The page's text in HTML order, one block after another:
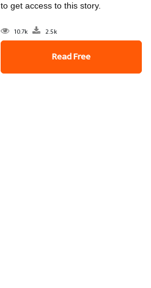
to get access to this story.
10.7k 2.5k
Read Free